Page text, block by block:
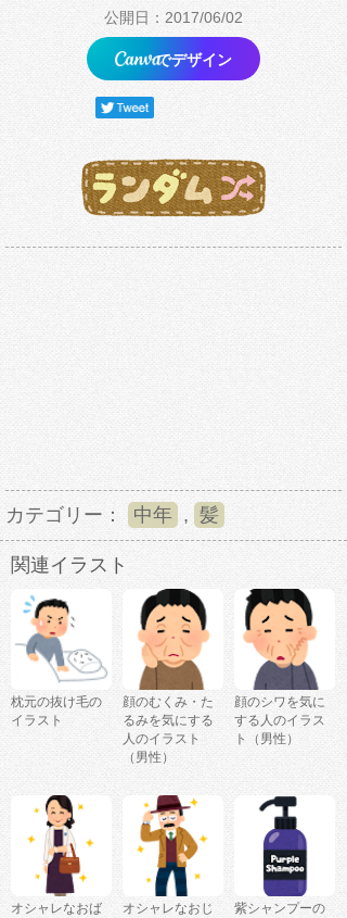
公開日：2017/06/02
でデザイン
カテゴリー： 中年 , 髪
関連イラスト
枕元の抜け毛の
イラスト
顔のむくみ・た
るみを気にする
人のイラスト
（男性）
顔のシワを気に
する人のイラス
ト（男性）
オシャレなおば
オシャレなおじ
紫シャンプーの